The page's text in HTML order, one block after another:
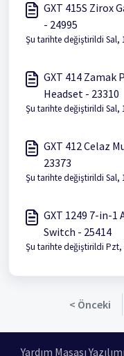
GXT 415S Zirox
- 24995
Şu tarihte değiştirildi Sal,
GXT 414
Headset - 23310
Şu tarihte değiştirildi Sal,
GXT 412 Celaz
23373
Şu tarihte değiştirildi Sal,
GXT 1249 7-in-1
Switch - 25414
Şu tarihte değiştirildi Pzt,
< Önceki
Yardım Masası